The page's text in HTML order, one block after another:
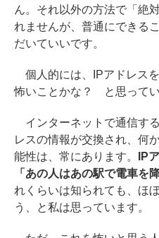
ん。それ以外の方法で「絶
れませんが、普通にできる
だいていいです。
個人的には、IPアドレス
怖いことかな？ と思ってい
インターネットで通信す
レスの情報が交換され、何
能性は、常にあります。
IP
「あの人はあの駅で電車を
れくらいは知られても、ほ
う、と私は思っています。